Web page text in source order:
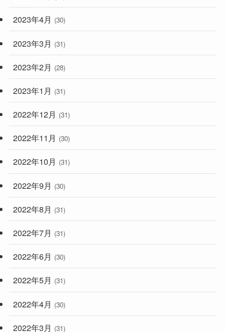
2023年4月 (30)
2023年3月 (31)
2023年2月 (28)
2023年1月 (31)
2022年12月 (31)
2022年11月 (30)
2022年10月 (31)
2022年9月 (30)
2022年8月 (31)
2022年7月 (31)
2022年6月 (30)
2022年5月 (31)
2022年4月 (30)
2022年3月 (31)